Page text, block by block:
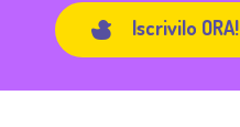
Iscrivilo ORA!